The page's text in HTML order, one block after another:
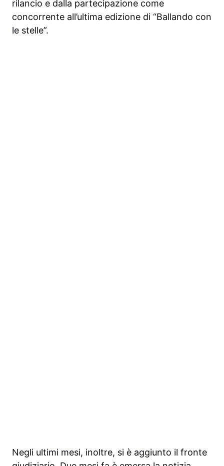
rilancio e dalla partecipazione come
concorrente all’ultima edizione di “Ballando con
le stelle”.
Negli ultimi mesi, inoltre, si è aggiunto il fronte